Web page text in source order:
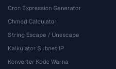
Cron Expression Generator
Chmod Calculator
String Escape / Unescape
Kalkulator Subnet IP
Konverter Kode Warna